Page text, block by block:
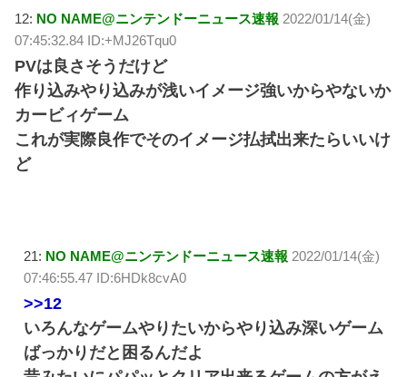
12: NO NAME@ニンテンドーニュース速報 2022/01/14(金)
07:45:32.84 ID:+MJ26Tqu0
PVは良さそうだけど
作り込みやり込みが浅いイメージ強いからやないか
カービィゲーム
これが実際良作でそのイメージ払拭出来たらいいけ
ど
21: NO NAME@ニンテンドーニュース速報 2022/01/14(金)
07:46:55.47 ID:6HDk8cvA0
>>12
いろんなゲームやりたいからやり込み深いゲーム
ばっかりだと困るんだよ